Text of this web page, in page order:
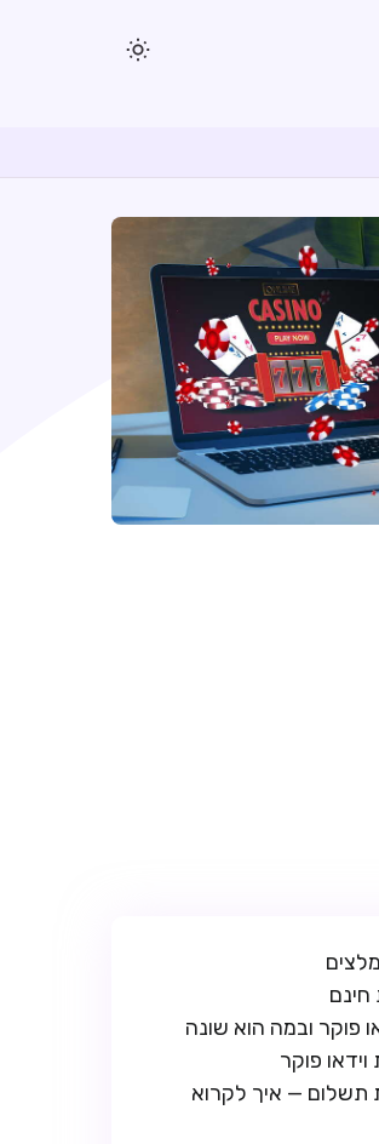
חינם
פוקר ובמה הוא שונה
פוקר
תשלום — איך לקרוא